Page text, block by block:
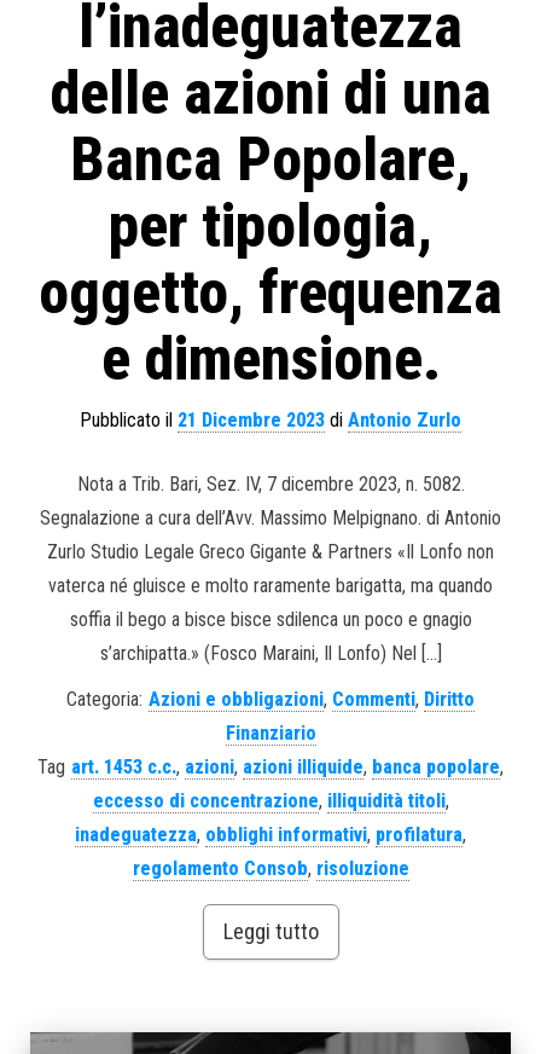
l’inadeguatezza
delle azioni di una
Banca Popolare,
per tipologia,
oggetto, frequenza
e dimensione.
Pubblicato il 21 Dicembre 2023 di Antonio Zurlo
Nota a Trib. Bari, Sez. IV, 7 dicembre 2023, n. 5082.
Segnalazione a cura dell’Avv. Massimo Melpignano. di Antonio
Zurlo Studio Legale Greco Gigante & Partners «Il Lonfo non
vaterca né gluisce e molto raramente barigatta, ma quando
soffia il bego a bisce bisce sdilenca un poco e gnagio
s’archipatta.» (Fosco Maraini, Il Lonfo) Nel […]
Categoria: Azioni e obbligazioni, Commenti, Diritto
Finanziario
Tag art. 1453 c.c., azioni, azioni illiquide, banca popolare,
eccesso di concentrazione, illiquidità titoli,
inadeguatezza, obblighi informativi, profilatura,
regolamento Consob, risoluzione
Leggi tutto